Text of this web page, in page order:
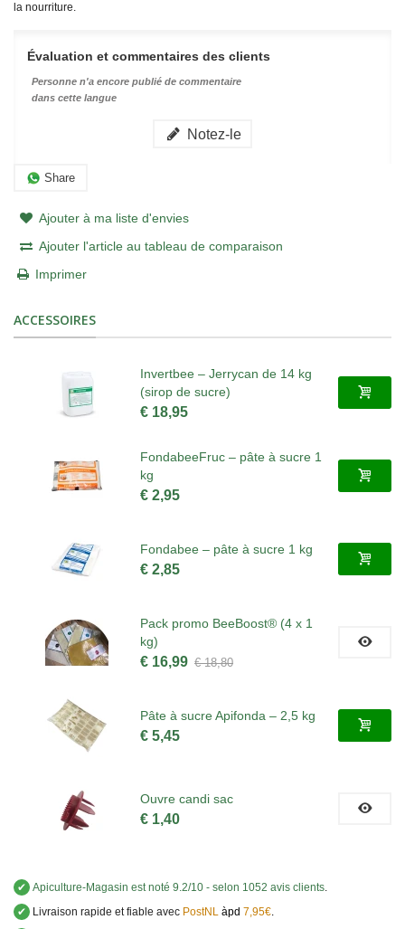
la nourriture.
Évaluation et commentaires des clients
Personne n'a encore publié de commentaire
dans cette langue
Notez-le
Share
Ajouter à ma liste d'envies
Ajouter l'article au tableau de comparaison
Imprimer
ACCESSOIRES
Invertbee – Jerrycan de 14 kg
(sirop de sucre)
€ 18,95
FondabeeFruc – pâte à sucre 1
kg
€ 2,95
Fondabee – pâte à sucre 1 kg
€ 2,85
Pack promo BeeBoost® (4 x 1
kg)
€ 16,99 € 18,80
Pâte à sucre Apifonda – 2,5 kg
€ 5,45
Ouvre candi sac
€ 1,40
✔ Apiculture-Magasin est noté 9.2/10 - selon 1052 avis clients.
✔
Livraison rapide et fiable avec PostNL àpd 7,95€.